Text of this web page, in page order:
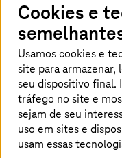
O mundo do
transformação
Todos os
fazer a transição
preocupadas
Cookies e
Usamos cookies e
site para
seu dispositivo final.
tráfego no site e
sejam de seu
uso em sites e
usam essas